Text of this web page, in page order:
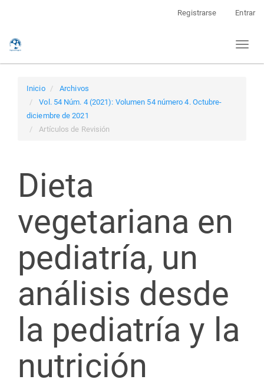
Registrarse Entrar
Toggle
Inicio
Archivos
Vol. 54 Núm. 4 (2021): Volumen 54 número 4. Octubre-
diciembre de 2021
Artículos de Revisión
Dieta
vegetariana en
pediatría, un
análisis desde
la pediatría y la
nutrición